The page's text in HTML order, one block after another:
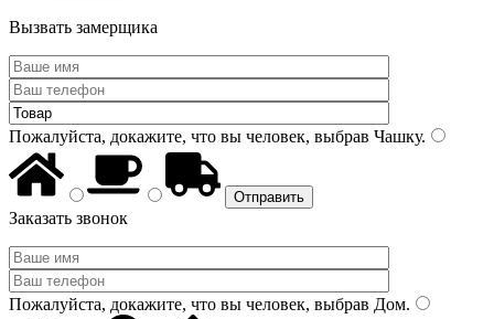
Вызвать замерщика
Пожалуйста, докажите, что вы человек, выбрав Чашку.
Заказать звонок
Пожалуйста, докажите, что вы человек, выбрав Дом.